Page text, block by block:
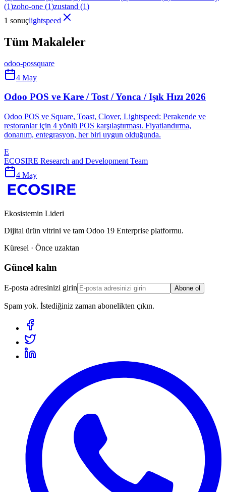
(1)zoho-one (1)zustand (1)
1 sonuçlightspeed
Tüm Makaleler
odoo-possquare
4 May
Odoo POS ve Kare / Tost / Yonca / Işık Hızı 2026
Odoo POS ve Square, Toast, Clover, Lightspeed: Perakende ve
restoranlar için 4 yönlü POS karşılaştırması. Fiyatlandırma,
donanım, entegrasyon, her biri uygun olduğunda.
E
ECOSIRE Research and Development Team
4 May
Ekosistemin Lideri
Dijital ürün vitrini ve tam Odoo 19 Enterprise platformu.
Küresel · Önce uzaktan
Güncel kalın
E-posta adresinizi girin Abone ol
Spam yok. İstediğiniz zaman abonelikten çıkın.